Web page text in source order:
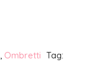
Ombretti Tag: